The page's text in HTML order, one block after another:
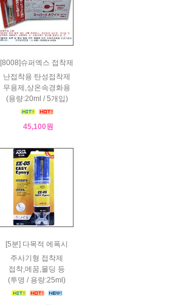
[8008]슈퍼엑스 접착제
난접착용 탄성접착제
무용제,상온속경화용
(용량:20ml / 5개입)
45,100원
[5분] 다목적 에폭시
주사기형 접착제
접착,메꿈,몰딩 등
(투명 / 용량:25ml)